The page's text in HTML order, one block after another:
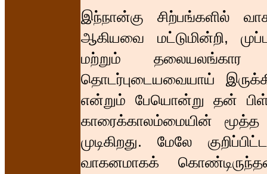
இந்நான்கு சிற்பங்களில்
ஆகியவை மட்டுமின்றி,
மற்றும் தலையலங்கார
தொடர்புடையவையாய்
என்றும் பேயொன்று தன்
காரைக்காலம்மையின்
முடிகிறது. மேலே
வாகனமாகக்